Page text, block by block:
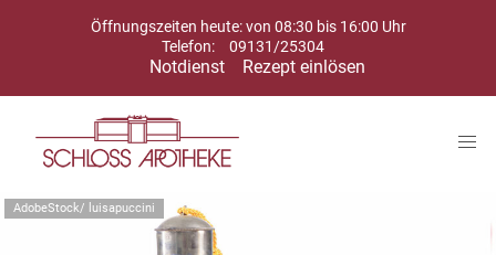
Öffnungszeiten heute: von 08:30 bis 16:00 Uhr
Telefon:
09131/25304
Notdienst Rezept einlösen
AdobeStock/ luisapuccini